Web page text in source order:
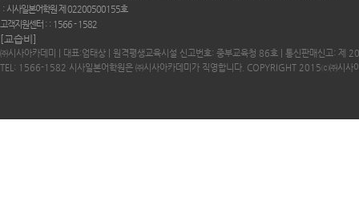
시사일본어학원 제 02200500155호
고객지원센터 :
1566 - 1582
[교습비]
㈜시사아카데미 | 대표:엄태상 | 원격평생교육시설 신고번호: 중부교육청 86호 | 통신판매신고: 제
TEL: 1566-1582 시사일본어학원은 ㈜시사아카데미가 직영합니다. COPYRIGHT 2015ⓒ㈜시사